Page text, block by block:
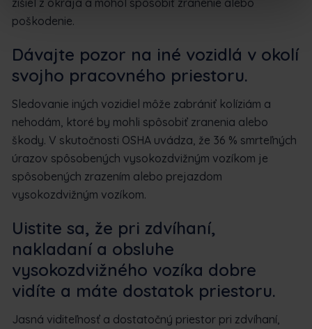
poškodenie.
Dávajte pozor na iné vozidlá v okolí
svojho pracovného priestoru.
Sledovanie iných vozidiel môže zabrániť kolíziám a
nehodám, ktoré by mohli spôsobiť zranenia alebo
škody. V skutočnosti OSHA uvádza, že 36 % smrteľných
úrazov spôsobených vysokozdvižným vozíkom je
spôsobených zrazením alebo prejazdom
vysokozdvižným vozíkom.
Uistite sa, že pri zdvíhaní,
nakladaní a obsluhe
vysokozdvižného vozíka dobre
vidíte a máte dostatok priestoru.
Jasná viditeľnosť a dostatočný priestor pri zdvíhaní,